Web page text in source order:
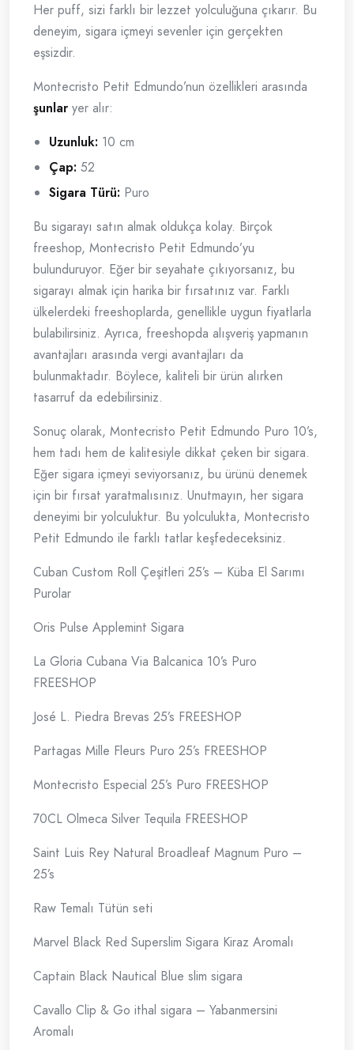
Her puff, sizi farklı bir lezzet yolculuğuna çıkarır. Bu
deneyim, sigara içmeyi sevenler için gerçekten
eşsizdir.
Montecristo Petit Edmundo’nun özellikleri arasında
şunlar yer alır:
Uzunluk: 10 cm
Çap: 52
Sigara Türü: Puro
Bu sigarayı satın almak oldukça kolay. Birçok
freeshop, Montecristo Petit Edmundo’yu
bulunduruyor. Eğer bir seyahate çıkıyorsanız, bu
sigarayı almak için harika bir fırsatınız var. Farklı
ülkelerdeki freeshoplarda, genellikle uygun fiyatlarla
bulabilirsiniz. Ayrıca, freeshopda alışveriş yapmanın
avantajları arasında vergi avantajları da
bulunmaktadır. Böylece, kaliteli bir ürün alırken
tasarruf da edebilirsiniz.
Sonuç olarak, Montecristo Petit Edmundo Puro 10’s,
hem tadı hem de kalitesiyle dikkat çeken bir sigara.
Eğer sigara içmeyi seviyorsanız, bu ürünü denemek
için bir fırsat yaratmalısınız. Unutmayın, her sigara
deneyimi bir yolculuktur. Bu yolculukta, Montecristo
Petit Edmundo ile farklı tatlar keşfedeceksiniz.
Cuban Custom Roll Çeşitleri 25’s – Küba El Sarımı
Purolar
Oris Pulse Applemint Sigara
La Gloria Cubana Via Balcanica 10’s Puro
FREESHOP
José L. Piedra Brevas 25’s FREESHOP
Partagas Mille Fleurs Puro 25’s FREESHOP
Montecristo Especial 25’s Puro FREESHOP
70CL Olmeca Silver Tequila FREESHOP
Saint Luis Rey Natural Broadleaf Magnum Puro –
25’s
Raw Temalı Tütün seti
Marvel Black Red Superslim Sigara Kiraz Aromalı
Captain Black Nautical Blue slim sigara
Cavallo Clip & Go ithal sigara – Yabanmersini
Aromalı